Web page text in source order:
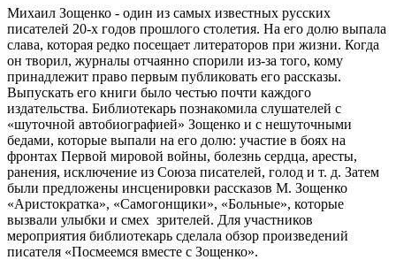
Михаил Зощенко - один из самых известных русских
писателей 20-х годов прошлого столетия. На его долю выпала
слава, которая редко посещает литераторов при жизни. Когда
он творил, журналы отчаянно спорили из-за того, кому
принадлежит право первым публиковать его рассказы.
Выпускать его книги было честью почти каждого
издательства. Библиотекарь познакомила слушателей с
«шуточной автобиографией» Зощенко и с нешуточными
бедами, которые выпали на его долю: участие в боях на
фронтах Первой мировой войны, болезнь сердца, аресты,
ранения, исключение из Союза писателей, голод и т. д. Затем
были предложены инсценировки рассказов М. Зощенко
«Аристократка», «Самогонщики», «Больные», которые
вызвали улыбки и смех зрителей. Для участников
мероприятия библиотекарь сделала обзор произведений
писателя «Посмеемся вместе с Зощенко».